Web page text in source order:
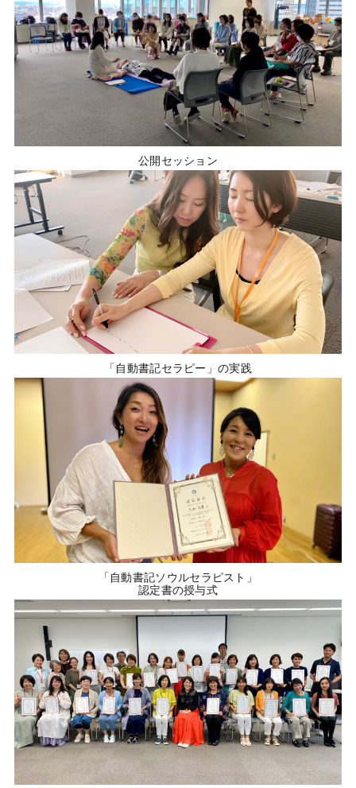
公開セッション
「自動書記セラピー」の実践
「自動書記ソウルセラピスト」
認定書の授与式